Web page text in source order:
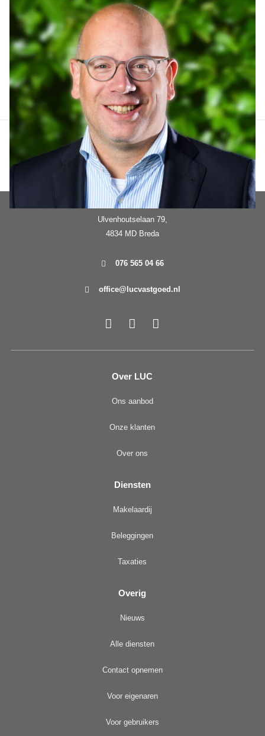
06 551 184 60
arthur@lucvastgoed.nl
Contact opnemen
Ulvenhoutselaan 79,
4834 MD Breda
076 565 04 66
office@lucvastgoed.nl
Over LUC
Ons aanbod
Onze klanten
Over ons
Diensten
Makelaardij
Beleggingen
Taxaties
Overig
Nieuws
Alle diensten
Contact opnemen
Voor eigenaren
Voor gebruikers